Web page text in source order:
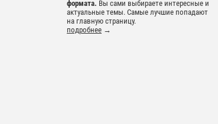
формата. Вы сами выбираете интересные и
актуальные темы. Самые лучшие попадают
на главную страницу.
подробнее →